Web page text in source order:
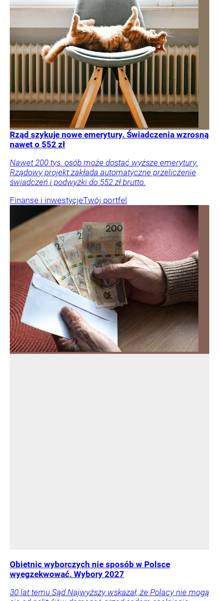
Rząd szykuje nowe emerytury. Świadczenia wzrosną
nawet o 552 zł
Nawet 200 tys. osób może dostać wyższe emerytury.
Rządowy projekt zakłada automatyczne przeliczenie
świadczeń i podwyżki do 552 zł brutto.
Finanse i inwestycjeTwój portfel
Obietnic wyborczych nie sposób w Polsce
wyegzekwować. Wybory 2027
30 lat temu Sąd Najwyższy wskazał, że Polacy nie mogą